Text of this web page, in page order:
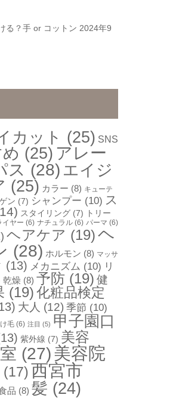
る？手 or コットン 2024年9
カット (25) SNS
(25) アレー
ス (28) エイジ
(25) カラー (8) キューテ
ン (7) シャンプー (10) ス
スタイリング (7)
トリー
イヤー (6) ナチュラル (6) パーマ (6)
ヘアケア (19)ヘ
(28) ホルモン (8) マッサ
(13) メカニズム (10) リ
乾燥 (8) 予防 (19) 健
(19)化粧品検定
大人 (12) 季節 (10)
毛 (6) 注目 (5) 甲子園口
紫外線 (7) 美容
(27)美容院
(17)西宮市
品 (8) 髪 (24)